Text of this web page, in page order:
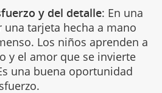
y del detalle: En una
tarjeta hecha a mano
Los niños aprenden a
y el amor que se invierte
una buena oportunidad